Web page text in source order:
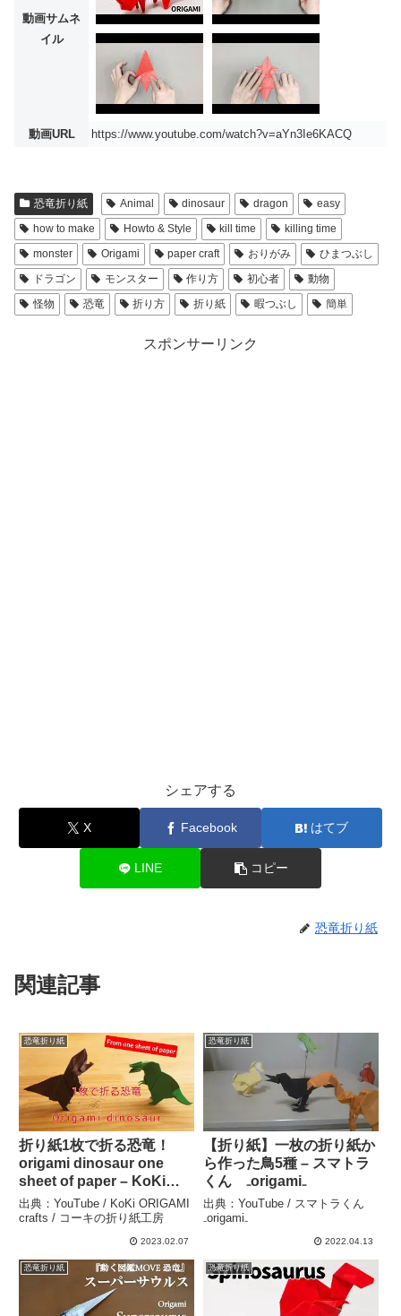
動画サムネ
イル
動画URL https://www.youtube.com/watch?v=aYn3Ie6KACQ
恐竜折り紙 Animal dinosaur dragon
easy
how to make
Howto & Style kill time
killing time
monster
Origami paper craft おりがみ
ひまつぶし
ドラゴン
モンスター 作り方 初心者
動物
怪物
恐竜 折り方 折り紙 暇つぶし 簡単
スポンサーリンク
シェアする
X Facebook はてブ
LINE コピー
恐竜折り紙
関連記事
恐竜折り紙
折り紙1枚で折る恐竜！
origami dinosaur one
sheet of paper – KoKi
ORIGAMI crafts / コーキの
折り紙工房
出典：YouTube / KoKi ORIGAMI
crafts / コーキの折り紙工房
2023.02.07
恐竜折り紙
【折り紙】一枚の折り紙か
ら作った鳥5種 – スマトラ
くん ₋origami₋
出典：YouTube / スマトラくん
₋origami₋
2022.04.13
恐竜折り紙 恐竜折り紙